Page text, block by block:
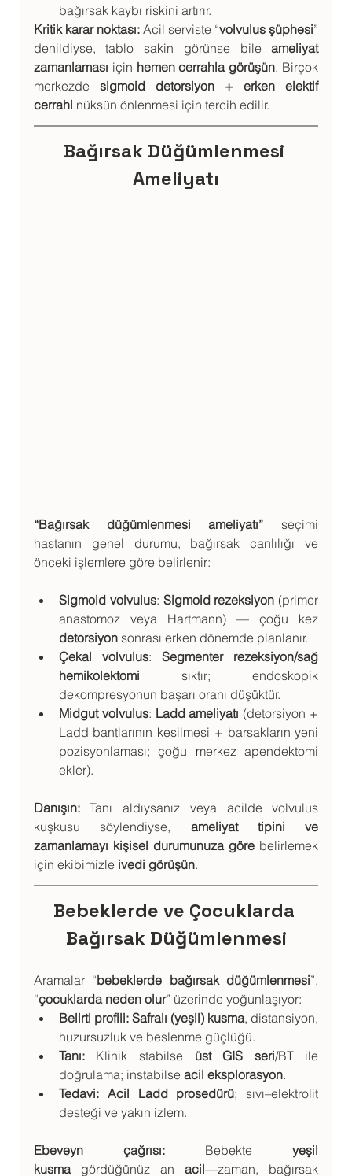
bağırsak kaybı riskini artırır.
Kritik karar noktası: Acil serviste “volvulus şüphesi”
denildiyse, tablo sakin görünse bile ameliyat
zamanlaması için hemen cerrahla görüşün. Birçok
merkezde sigmoid detorsiyon + erken elektif
cerrahi nüksün önlenmesi için tercih edilir.
Bağırsak Düğümlenmesi
Ameliyatı
“Bağırsak düğümlenmesi ameliyatı” seçimi
hastanın genel durumu, bağırsak canlılığı ve
önceki işlemlere göre belirlenir:
Sigmoid volvulus: Sigmoid rezeksiyon (primer
detorsiyon sonrası erken dönemde planlanır.
Çekal volvulus: Segmenter rezeksiyon/sağ
hemikolektomi sıktır; endoskopik
dekompresyonun başarı oranı düşüktür.
Midgut volvulus: Ladd ameliyatı (detorsiyon +
Ladd bantlarının kesilmesi + barsakların yeni
pozisyonlaması; çoğu merkez apendektomi
ekler).
Danışın: Tanı aldıysanız veya acilde volvulus
kuşkusu söylendiyse, ameliyat tipini ve
zamanlamayı kişisel durumunuza göre belirlemek
için ekibimizle ivedi görüşün.
Bebeklerde ve Çocuklarda
Bağırsak Düğümlenmesi
Aramalar “bebeklerde bağırsak düğümlenmesi”,
“çocuklarda neden olur” üzerinde yoğunlaşıyor:
Belirti profili: Safralı (yeşil) kusma, distansiyon,
huzursuzluk ve beslenme güçlüğü.
Tanı: Klinik stabilse üst GIS seri/BT ile
doğrulama; instabilse acil eksplorasyon.
Tedavi: Acil Ladd prosedürü; sıvı–elektrolit
desteği ve yakın izlem.
Ebeveyn çağrısı: Bebekte yeşil
kusma gördüğünüz an acil—zaman, bağırsak